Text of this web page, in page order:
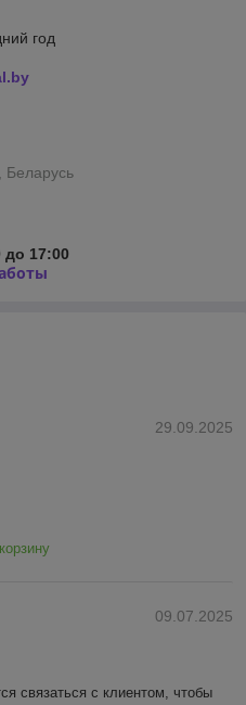
год
Беларусь
до 17:00
29.09.2025
09.07.2025
связаться с клиентом, чтобы